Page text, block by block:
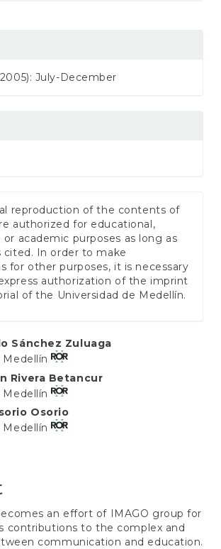
July-December
reproduction of the contents of
authorized for educational,
academic purposes as long as
cited. In order to make
for other purposes, it is necessary
authorization of the imprint
of the Universidad de Medellín.
Sánchez Zuluaga
Medellín
Rivera Betancur
Medellín
Osorio
Medellín
an effort of IMAGO group for
contributions to the complex and
communication and education.